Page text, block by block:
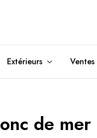
Unité
Buffets
Extérieurs Ventes
de